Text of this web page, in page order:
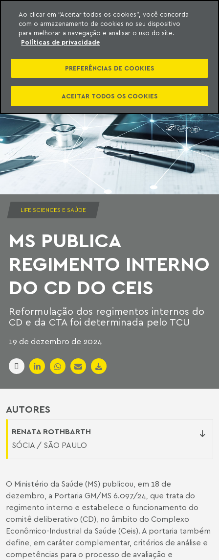
o conteúdo
Machado Meyer
LIFE SCIENCES E SAÚDE
MS PUBLICA
REGIMENTO INTERNO
DO CD DO CEIS
Reformulação dos regimentos internos do
CD e da CTA foi determinada pelo TCU
19 de dezembro de 2024
AUTORES
RENATA ROTHBARTH
SÓCIA / SÃO PAULO
O Ministério da Saúde (MS) publicou, em 18 de
dezembro, a Portaria GM/MS 6.097/24 , que trata do
regimento interno e estabelece o funcionamento do
comitê deliberativo (CD), no âmbito do Complexo
Econômico-Industrial da Saúde (Ceis). A portaria também
define, em caráter complementar, critérios de análise e
competências para o processo de avaliação e
Ao clicar em “Aceitar todos os cookies”, você concorda
com o armazenamento de cookies no seu dispositivo
para melhorar a navegação e analisar o uso do site.
Políticas de privacidade
PREFERÊNCIAS DE COOKIES
ACEITAR TODOS OS COOKIES